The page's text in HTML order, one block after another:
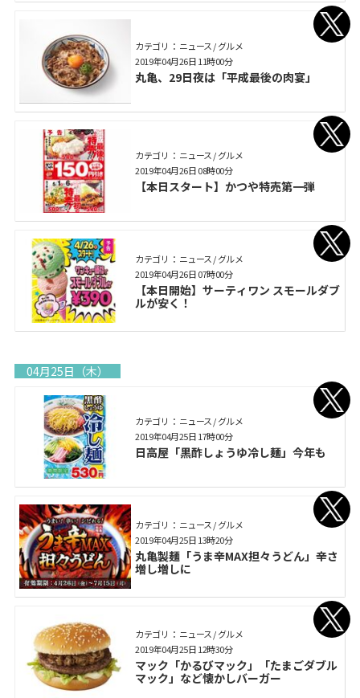
カテゴリ： ニュース / グルメ
丸亀、29日夜は「平成最後の肉宴」
2019年04月26日 11時00分
カテゴリ： ニュース / グルメ
【本日スタート】かつや特売第一弾
2019年04月26日 08時00分
カテゴリ： ニュース / グルメ
【本日開始】サーティワン スモールダブ
ルが安く！
2019年04月26日 07時00分
04月25日（木）
カテゴリ： ニュース / グルメ
日高屋「黒酢しょうゆ冷し麺」今年も
2019年04月25日 17時00分
カテゴリ： ニュース / グルメ
丸亀製麺「うま辛MAX担々うどん」辛さ
増し増しに
2019年04月25日 13時20分
カテゴリ： ニュース / グルメ
マック「かるびマック」「たまごダブル
マック」など懐かしバーガー
2019年04月25日 12時30分